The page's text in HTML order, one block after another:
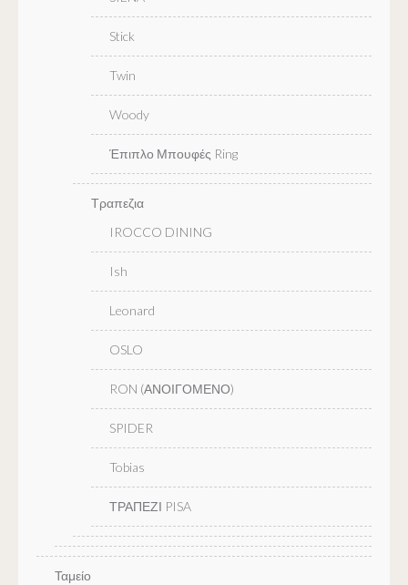
Stick
Twin
Woody
Έπιπλο Μπουφές Ring
Τραπεζια
IROCCO DINING
Ish
Leonard
OSLO
RON (ΑΝΟΙΓΟΜΕΝΟ)
SPIDER
Tobias
ΤΡΑΠΕΖΙ PISA
Ταμείο